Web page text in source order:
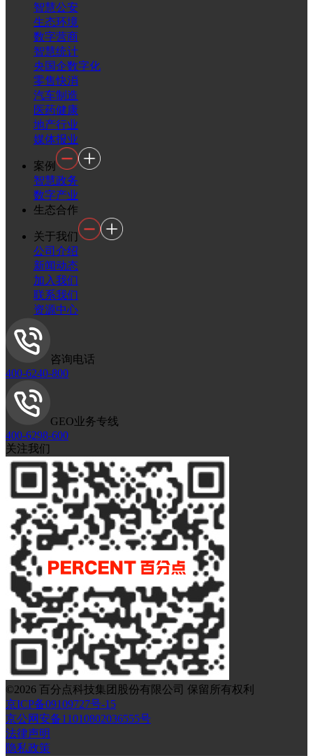
智慧公安
生态环境
数字营商
智慧统计
央国企数字化
零售快消
汽车制造
医药健康
地产行业
媒体报业
案例
智慧政务
数字产业
生态合作
关于我们
公司介绍
新闻动态
加入我们
联系我们
资源中心
咨询电话
400-6240-800
GEO业务专线
400-6298-600
关注我们
©2026 百分点科技集团股份有限公司 保留所有权利
京ICP备09109727号-15
京公网安备11010802036555号
法律声明
隐私政策